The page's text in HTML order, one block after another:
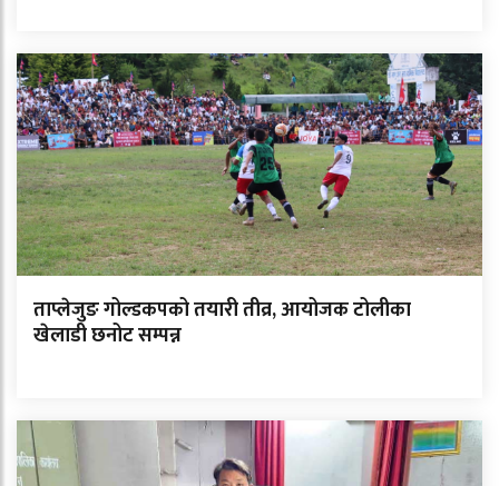
ताप्लेजुङ गोल्डकपको तयारी तीव्र, आयोजक टोलीका
खेलाडी छनोट सम्पन्न